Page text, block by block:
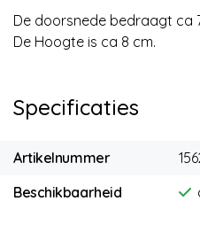
De doorsnede bedraagt ca
De Hoogte is ca 8 cm.
Specificaties
Artikelnummer
Beschikbaarheid